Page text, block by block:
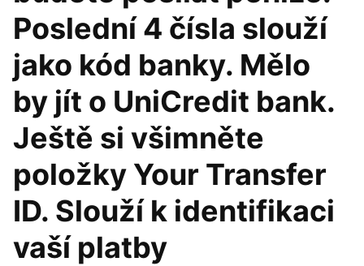
Poslední 4 čísla slouží
jako kód banky. Mělo
by jít o UniCredit bank.
Ještě si všimněte
položky Your Transfer
ID. Slouží k identifikaci
vaší platby